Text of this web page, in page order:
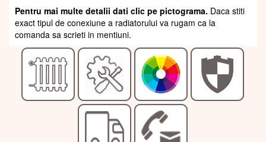
Pentru mai multe detalii dati clic pe pictograma. Daca stiti
exact tipul de conexiune a radiatorului va rugam ca la
comanda sa scrieti in mentiuni.